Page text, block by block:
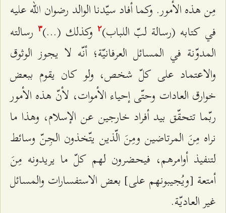
مِن هذه الأمور. وكما أفاد سيّدنا الوالد رضوان الله عليه
في كتابه (رسالة لبّ اللباب)٢ وكذلك (...)٣
رسالته
المدوّنة في المسائل العرفانيّة؛ أنّه لا يجوز الوثوق
والاعتماد على كلّ شخص، ولو كان يقوم ببعض
خوارق العادات وحتّى إحياء الأموات، لأنّ هذه الأمور
ربّما تتحقّق بيد أفراد خارجين عن الإسلام، وهذا ما
نراه مِنَ المرتاضين ومِنَ الّذين يتّخذون الجِنّ وسائط
لتنفيذ أوامرهم، فيحضرون لهم كلّ ما يريدونه مِنَ
أمتعة [ويُجيبونهم على] بعض الاستفسارات والمسائل
غير العاديّة.